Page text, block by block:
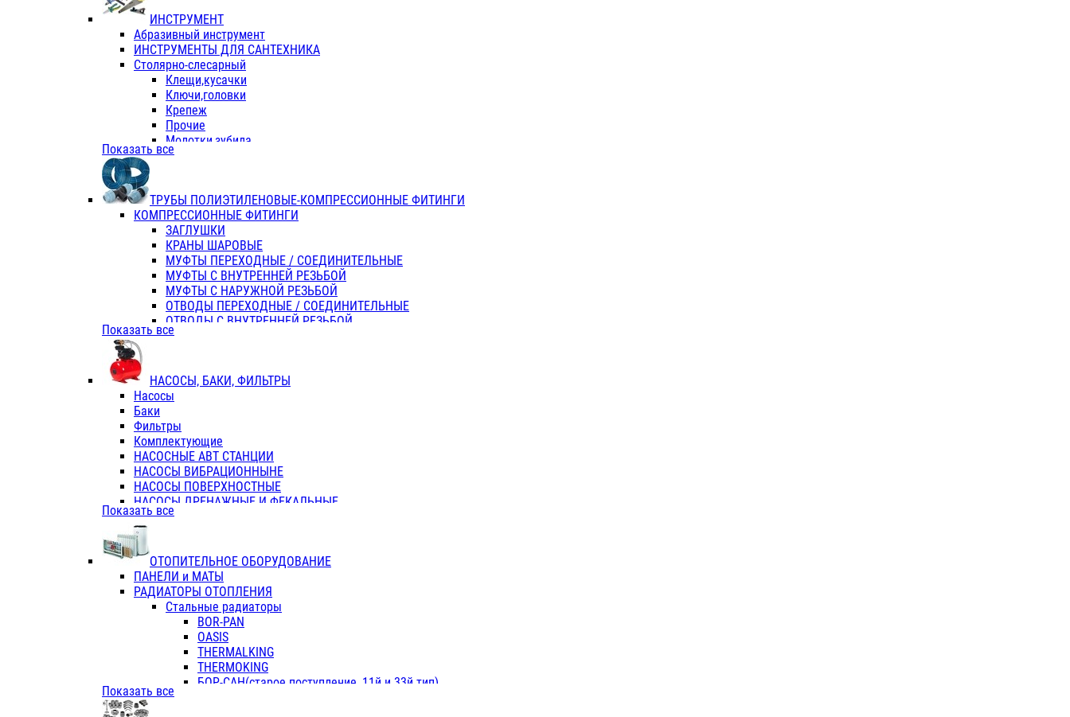
ИНСТРУМЕНТ
Абразивный инструмент
ИНСТРУМЕНТЫ ДЛЯ САНТЕХНИКА
Столярно-слесарный
Клещи,кусачки
Ключи,головки
Крепеж
Прочие
Молотки,зубила
Пассатижи,тонкогубцы,утконосы
Отвертки
Хоз. инвентарь
ЭЛ. ИНСТРУМЕНТ OASIS
Показать все
ТРУБЫ ПОЛИЭТИЛЕНОВЫЕ-КОМПРЕССИОННЫЕ ФИТИНГИ
КОМПРЕССИОННЫЕ ФИТИНГИ
ЗАГЛУШКИ
КРАНЫ ШАРОВЫЕ
МУФТЫ ПЕРЕХОДНЫЕ / СОЕДИНИТЕЛЬНЫЕ
МУФТЫ С ВНУТРЕННЕЙ РЕЗЬБОЙ
МУФТЫ С НАРУЖНОЙ РЕЗЬБОЙ
ОТВОДЫ ПЕРЕХОДНЫЕ / СОЕДИНИТЕЛЬНЫЕ
ОТВОДЫ С ВНУТРЕННЕЙ РЕЗЬБОЙ
ОТВОДЫ С НАРУЖНОЙ РЕЗЬБОЙ
ТРОЙНИКИ ПЕРЕХОДНЫЕ / СОЕДИНИТЕЛЬНЫЕ
ТРОЙНИКИ С ВНУТРЕННЕЙ РЕЗЬБОЙ
КОЛЬЦА РЕЗИНОВЫЕ
ТРУБЫ НАПОРНЫЕ
ТРУБЫ ГОФРИРОВАННЫЕ ДВУХСЛ.
ТРУБЫ ПОЛИЭТИЛЕНОВЫЕ
Показать все
НАСОСЫ, БАКИ, ФИЛЬТРЫ
Насосы
Баки
Фильтры
Комплектующие
НАСОСНЫЕ АВТ СТАНЦИИ
НАСОСЫ ВИБРАЦИОННЫНЕ
НАСОСЫ ПОВЕРХНОСТНЫЕ
НАСОСЫ ДРЕНАЖНЫЕ И ФЕКАЛЬНЫЕ
НАСОСЫ ПОВЫСИТ и ЦИРКУЛЯЦИОННЫЕ
НАСОСЫ СКВАЖИННЫЕ
Показать все
ОТОПИТЕЛЬНОЕ ОБОРУДОВАНИЕ
ПАНЕЛИ и МАТЫ
РАДИАТОРЫ ОТОПЛЕНИЯ
Стальные радиаторы
BOR-PAN
OASIS
THERMALKING
THERMOKING
БОР-САН(старое поступление, 11й и 33й тип)
Показать все